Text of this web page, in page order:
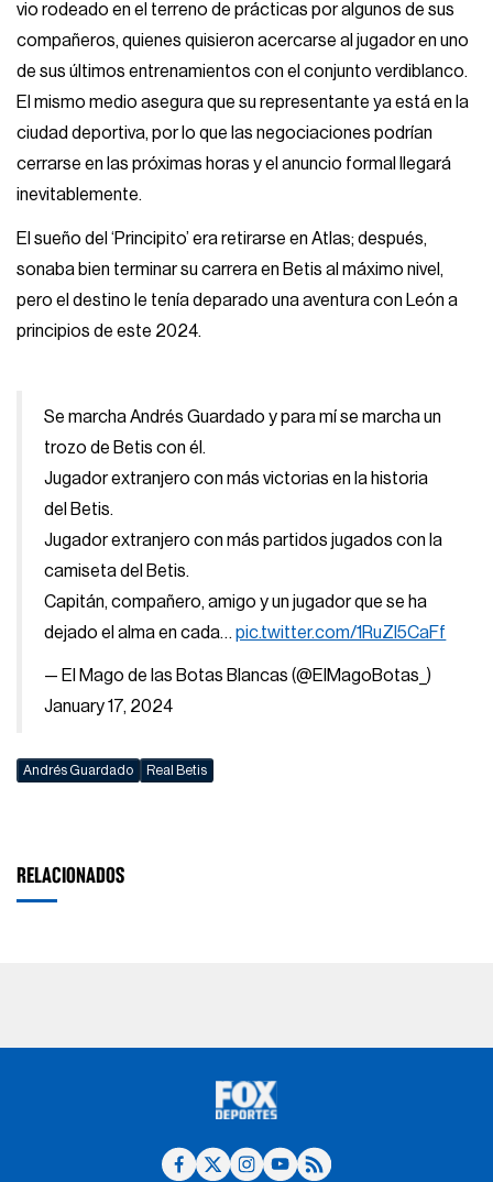
vio rodeado en el terreno de prácticas por algunos de sus
compañeros, quienes quisieron acercarse al jugador en uno
de sus últimos entrenamientos con el conjunto verdiblanco.
El mismo medio asegura que su representante ya está en la
ciudad deportiva, por lo que las negociaciones podrían
cerrarse en las próximas horas y el anuncio formal llegará
inevitablemente.
El sueño del ‘Principito’ era retirarse en Atlas; después,
sonaba bien terminar su carrera en Betis al máximo nivel,
pero el destino le tenía deparado una aventura con León a
principios de este 2024.
Se marcha Andrés Guardado y para mí se marcha un
trozo de Betis con él.
Jugador extranjero con más victorias en la historia
del Betis.
Jugador extranjero con más partidos jugados con la
camiseta del Betis.
Capitán, compañero, amigo y un jugador que se ha
dejado el alma en cada…pic.twitter.com/1RuZl5CaFf
— El Mago de las Botas Blancas (@ElMagoBotas_)
January 17, 2024
Andrés Guardado Real Betis
RELACIONADOS